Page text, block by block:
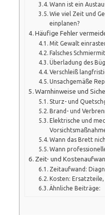
Wann ist ein
Wie viel Zeit und
einplanen?
Häufige Fehler
Mit Gewalt
Falsches
Überladung des
Verschleiß
Unsachgemäße
Warnhinweise und
Sturz- und
Brand- und
Elektrische und
Wann das Brett
Wann
Zeit- und
Zeitaufwand:
Kosten:
Ähnliche Beiträge: